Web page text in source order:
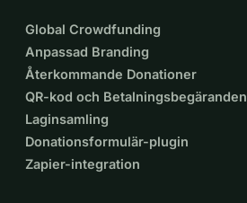
Global Crowdfunding
Anpassad Branding
Återkommande Donationer
QR-kod och Betalningsbegäranden
Laginsamling
Donationsformulär-plugin
Zapier-integration